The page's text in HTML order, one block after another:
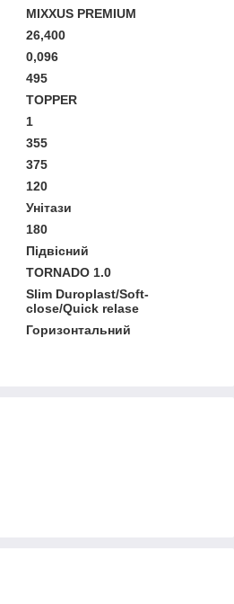
MIXXUS PREMIUM
26,400
0,096
495
TOPPER
1
355
375
120
Унітази
180
Підвісний
TORNADO 1.0
Slim Duroplast/Soft-
close/Quick relase
Горизонтальний